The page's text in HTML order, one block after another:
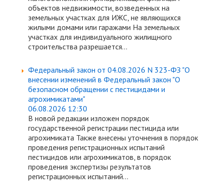
объектов недвижимости, возведенных на
земельных участках для ИЖС, не являющихся
жилыми домами или гаражами На земельных
участках для индивидуального жилищного
строительства разрешается...
Федеральный закон от 04.08.2026 N 323-ФЗ "О
внесении изменений в Федеральный закон "О
безопасном обращении с пестицидами и
агрохимикатами"
06.08.2026 12:30
В новой редакции изложен порядок
государственной регистрации пестицида или
агрохимиката Также внесены уточнения в порядок
проведения регистрационных испытаний
пестицидов или агрохимикатов, в порядок
проведения экспертизы результатов
регистрационных испытаний...